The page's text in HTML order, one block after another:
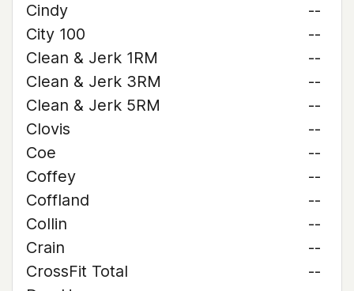
Cindy
--
City 100
--
Clean & Jerk 1RM
--
Clean & Jerk 3RM
--
Clean & Jerk 5RM
--
Clovis
--
Coe
--
Coffey
--
Coffland
--
Collin
--
Crain
--
CrossFit Total
--